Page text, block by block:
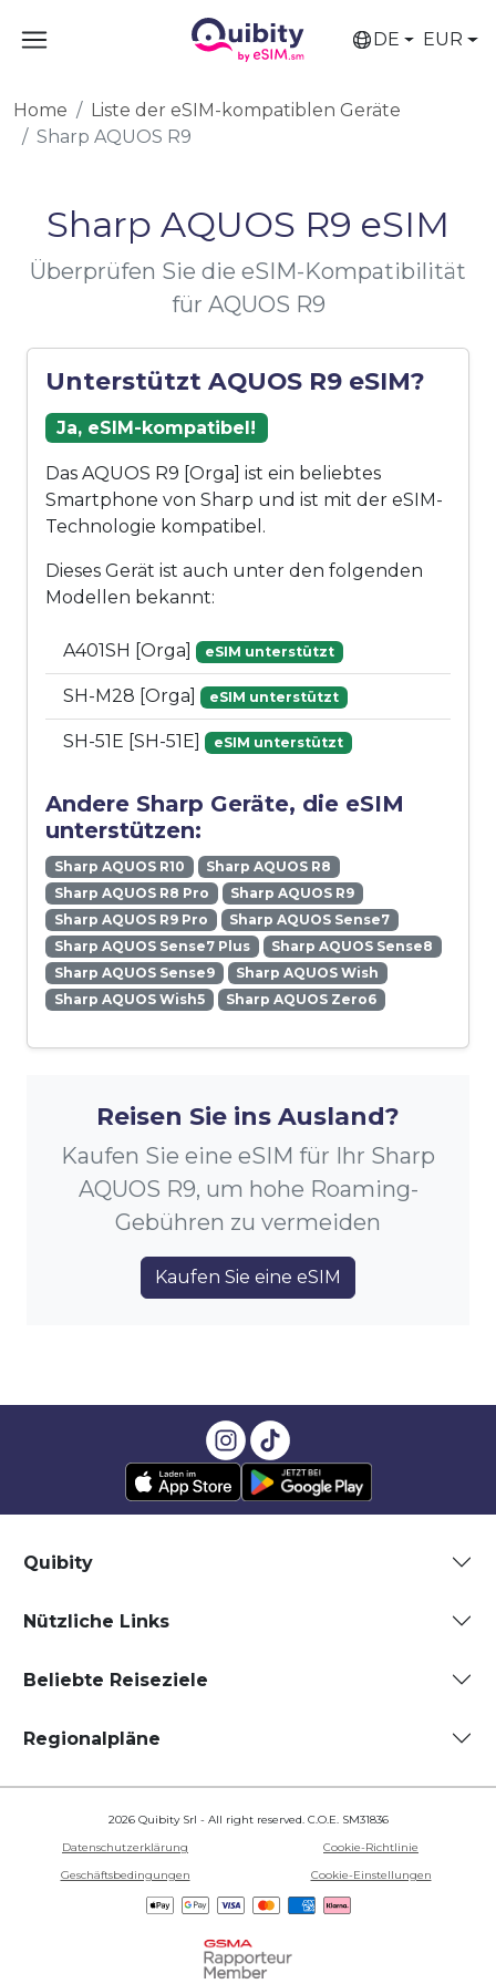
DE EUR
Home
Liste der eSIM-kompatiblen Geräte
Sharp AQUOS R9
Sharp AQUOS R9 eSIM
Überprüfen Sie die eSIM-Kompatibilität
für AQUOS R9
Unterstützt AQUOS R9 eSIM?
Ja, eSIM-kompatibel!
Das AQUOS R9 [Orga] ist ein beliebtes
Smartphone von Sharp und ist mit der eSIM-
Technologie kompatibel.
Dieses Gerät ist auch unter den folgenden
Modellen bekannt:
A401SH [Orga] eSIM unterstützt
SH-M28 [Orga] eSIM unterstützt
SH-51E [SH-51E] eSIM unterstützt
Andere Sharp Geräte, die eSIM
unterstützen:
Sharp AQUOS R10
Sharp AQUOS R8
Sharp AQUOS R8 Pro
Sharp AQUOS R9
Sharp AQUOS R9 Pro
Sharp AQUOS Sense7
Sharp AQUOS Sense7 Plus
Sharp AQUOS Sense8
Sharp AQUOS Sense9
Sharp AQUOS Wish
Sharp AQUOS Wish5
Sharp AQUOS Zero6
Reisen Sie ins Ausland?
Kaufen Sie eine eSIM für Ihr Sharp
AQUOS R9, um hohe Roaming-
Gebühren zu vermeiden
Kaufen Sie eine eSIM
Quibity
Nützliche Links
Beliebte Reiseziele
Regionalpläne
2026 Quibity Srl - All right reserved. C.O.E. SM31836
Datenschutzerklärung
Cookie-Richtlinie
Geschäftsbedingungen
Cookie-Einstellungen